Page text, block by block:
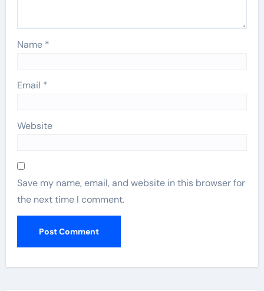
Name *
Email *
Website
Save my name, email, and website in this browser for
the next time I comment.